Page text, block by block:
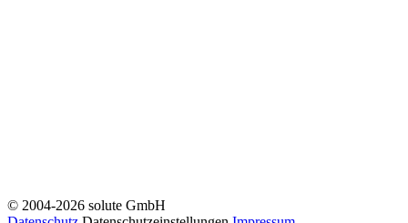
© 2004-2026 solute GmbH